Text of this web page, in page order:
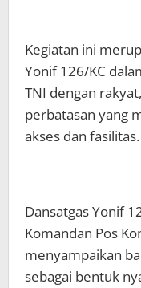
Kegiatan ini
Yonif 126/KC
TNI dengan
perbatasan yang
akses dan fasilitas.
Dansatgas Yonif
Komandan Pos
menyampaikan
sebagai bentuk